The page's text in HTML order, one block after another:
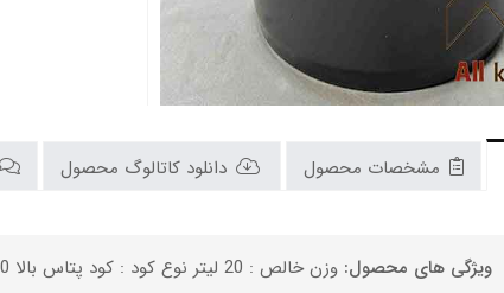
مشخصات محصول دانلود کاتالوگ محصول
ویژگی های محصول: